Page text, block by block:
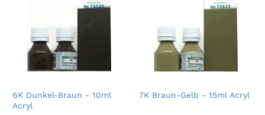
6K Dunkel-Braun - 10ml
Acryl
7K Braun-Gelb - 15ml Acryl